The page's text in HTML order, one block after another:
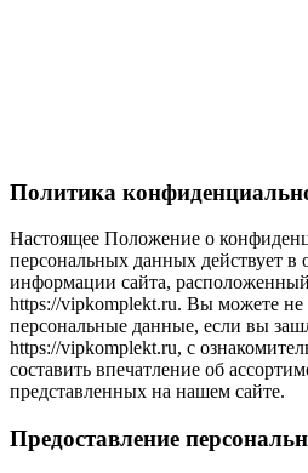
Политика
Настоящее Положение о
персональных данных действует в
информации сайта,
https://vipkomplekt.ru. Вы можете не
персональные данные, если вы
https://vipkomplekt.ru, с
составить впечатление об
представленных на нашем сайте.
Предоставление